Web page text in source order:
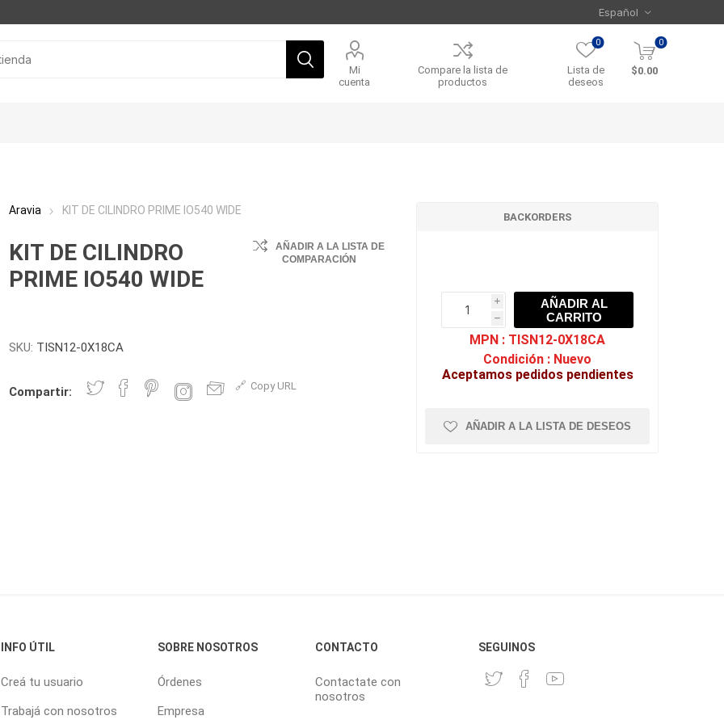
Mi
cuenta
Compare la lista de
productos
Lista de
deseos
0 0
$0.00
Aravia KIT DE CILINDRO PRIME IO540 WIDE
KIT DE CILINDRO
PRIME IO540 WIDE
AÑADIR A LA LISTA DE
COMPARACIÓN
SKU: TISN12-0X18CA
Compartir: Copy URL
BACKORDERS
i
h
h
AÑADIR AL
CARRITO
MPN : TISN12-0X18CA
Condición : Nuevo
Aceptamos pedidos pendientes
AÑADIR A LA LISTA DE DESEOS
INFO ÚTIL
Creá tu usuario
Trabajá con nosotros
SOBRE NOSOTROS
Órdenes
Empresa
CONTACTO
Contactate con
nosotros
SEGUINOS